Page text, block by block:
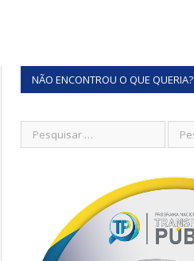
NÃO ENCONTROU O QUE QUERIA?